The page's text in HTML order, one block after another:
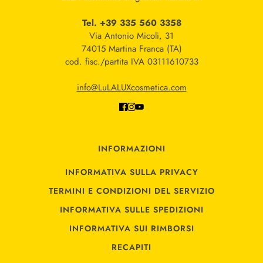
Tel. +39 335 560 3358
Via Antonio Micoli, 31
74015 Martina Franca (TA)
cod. fisc./partita IVA 03111610733
info@LuLALUXcosmetica.com
INFORMAZIONI
INFORMATIVA SULLA PRIVACY
TERMINI E CONDIZIONI DEL SERVIZIO
INFORMATIVA SULLE SPEDIZIONI
INFORMATIVA SUI RIMBORSI
RECAPITI